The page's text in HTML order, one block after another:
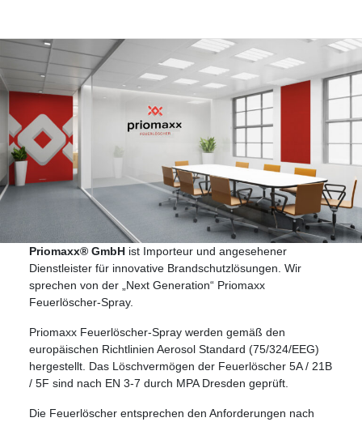
Priomaxx® GmbHist Importeur und angesehener
Dienstleister für innovative Brandschutzlösungen. Wir
sprechen von der „Next Generation“ Priomaxx
Feuerlöscher-Spray.
Priomaxx Feuerlöscher-Spray werden gemäß den
europäischen Richtlinien Aerosol Standard (75/324/EEG)
hergestellt. Das Löschvermögen der Feuerlöscher 5A / 21B
/ 5F sind nach EN 3-7 durch MPA Dresden geprüft.
Die Feuerlöscher entsprechen den Anforderungen nach